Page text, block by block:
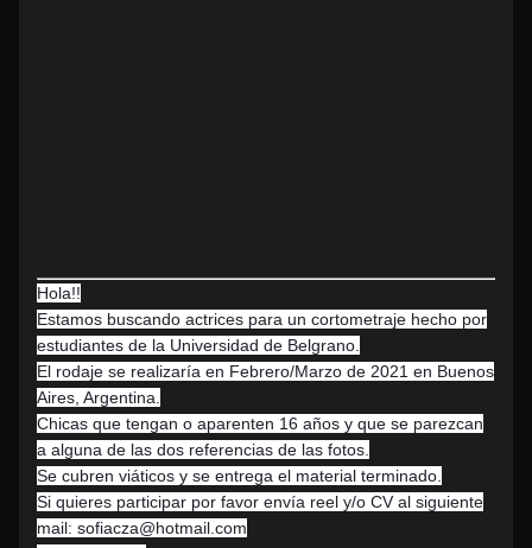
Hola!!
Estamos buscando actrices para un cortometraje hecho por
estudiantes de la Universidad de Belgrano.
El rodaje se realizaría en Febrero/Marzo de 2021 en Buenos
Aires, Argentina.
Chicas que tengan o aparenten 16 años y que se parezcan
a alguna de las dos referencias de las fotos.
Se cubren viáticos y se entrega el material terminado.
Si quieres participar por favor envía reel y/o CV al siguiente
mail: sofiacza@hotmail.com